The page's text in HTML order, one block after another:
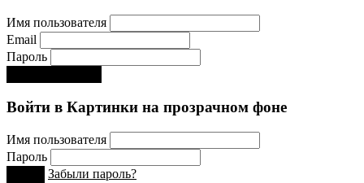
Имя пользователя
Email
Пароль
Войти в Картинки на прозрачном фоне
Имя пользователя
Пароль
Забыли пароль?